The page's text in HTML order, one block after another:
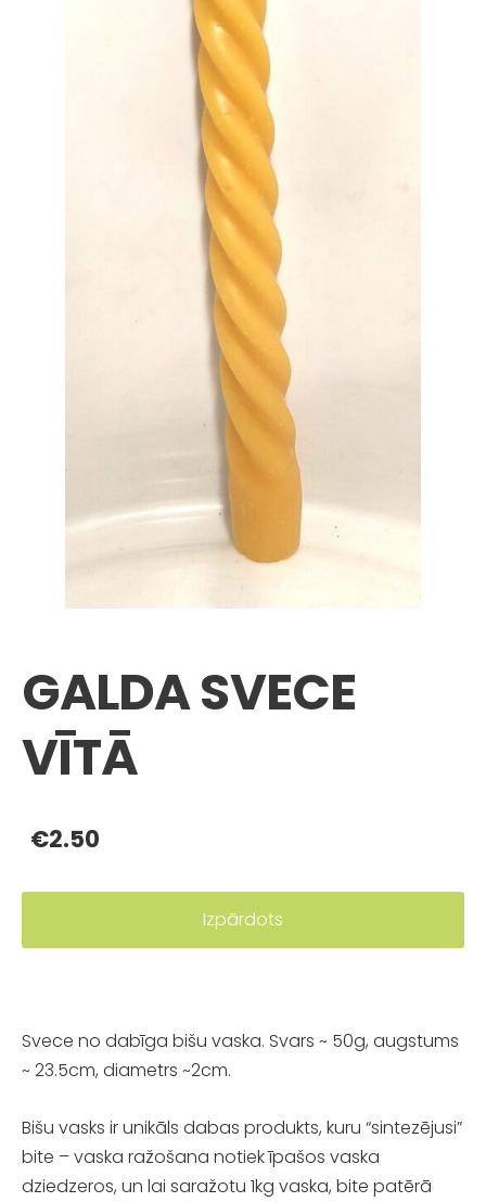
GALDA SVECE
VĪTĀ
€2.50
Izpārdots
Svece no dabīga bišu vaska. Svars ~ 50g, augstums
~ 23.5cm, diametrs ~2cm.
Bišu vasks ir unikāls dabas produkts, kuru “sintezējusi”
bite – vaska ražošana notiek īpašos vaska
dziedzeros, un lai saražotu 1kg vaska, bite patērā